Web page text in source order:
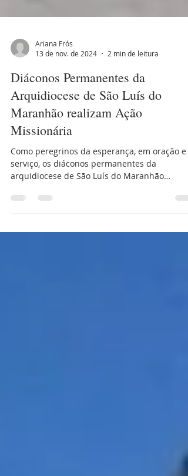
13 de nov. de 2024
2 min de leitura
Diáconos Permanentes da
Arquidiocese de São Luís do
Maranhão realizam Ação
Missionária
Como peregrinos da esperança, em oração e
arquidiocese de São Luís do Maranhão
realizaram sua 1ª Ação...